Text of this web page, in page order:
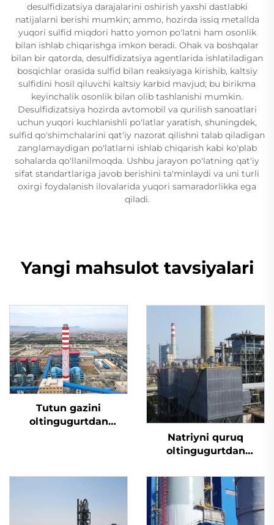
desulfidizatsiya darajalarini oshirish yaxshi dastlabki
natijalarni berishi mumkin; ammo, hozirda issiq metallda
yuqori sulfid miqdori hatto yomon po'latni ham osonlik
bilan ishlab chiqarishga imkon beradi. Ohak va boshqalar
bilan bir qatorda, desulfidizatsiya agentlarida ishlatiladigan
bosqichlar orasida sulfid bilan reaksiyaga kirishib, kaltsiy
sulfidini hosil qiluvchi kaltsiy karbid mavjud; bu birikma
keyinchalik osonlik bilan olib tashlanishi mumkin.
Desulfidizatsiya hozirda avtomobil va qurilish sanoatlari
uchun yuqori kuchlanishli po'latlar yaratish, shuningdek,
sulfid qo'shimchalarini qat'iy nazorat qilishni talab qiladigan
zanglamaydigan po'latlarni ishlab chiqarish kabi ko'plab
sohalarda qo'llanilmoqda. Ushbu jarayon po'latning qat'iy
sifat standartlariga javob berishini ta'minlaydi va uni turli
oxirgi foydalanish ilovalarida yuqori samaradorlikka ega
qiladi.
Yangi mahsulot tavsiyalari
Tutun gazini
oltingugurtdan
Natriyni quruq
oltingugurtdan